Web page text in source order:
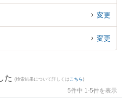
な近くの弁護士を検索したい』『初回相
世保市内の弁護士に相談予約したい』な
す。
変更
変更
た (検索結果について詳しくは こちら)
5件中 1-5件を表示